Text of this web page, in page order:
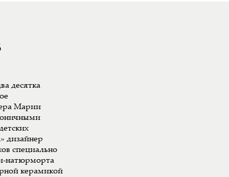
десятка
Марии
дизайнер
специально
натюрморта
керамикой